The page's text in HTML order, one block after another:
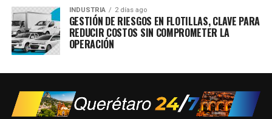
INDUSTRIA 2 días ago
GESTIÓN DE RIESGOS EN FLOTILLAS, CLAVE PARA
REDUCIR COSTOS SIN COMPROMETER LA
OPERACIÓN